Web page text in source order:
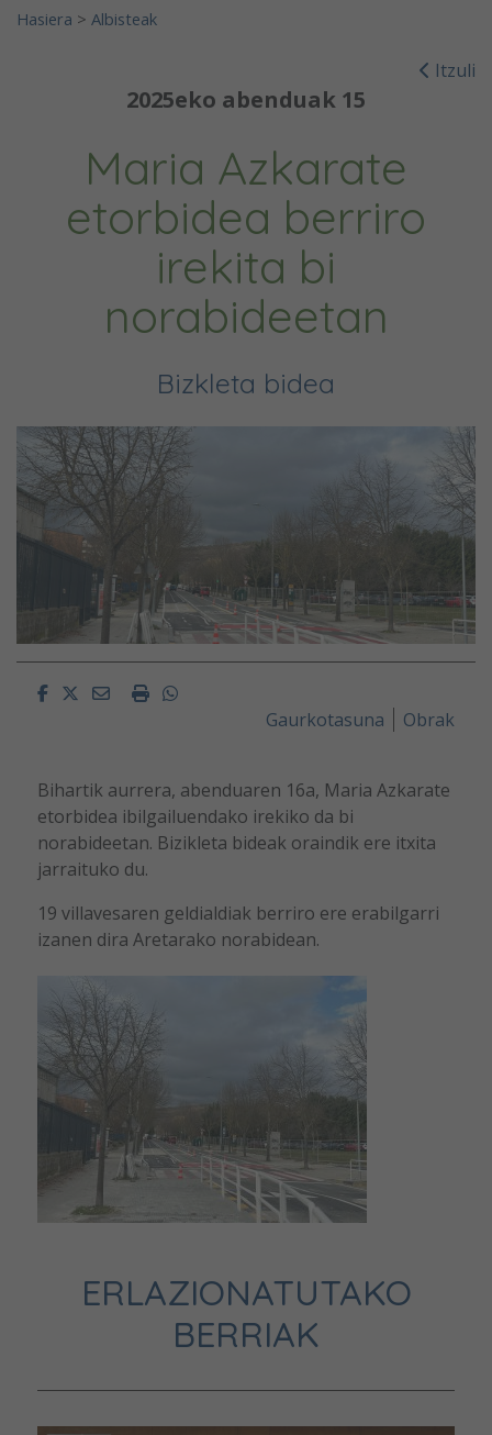
Hasiera > Albisteak
Itzuli
2025eko abenduak 15
Maria Azkarate
etorbidea berriro
irekita bi
norabideetan
Bizkleta bidea
FacebookTwitterEmailImprimirWhatsapp
Gaurkotasuna
Obrak
Bihartik aurrera, abenduaren 16a, Maria Azkarate
etorbidea ibilgailuendako irekiko da bi
norabideetan. Bizikleta bideak oraindik ere itxita
jarraituko du.
19 villavesaren geldialdiak berriro ere erabilgarri
izanen dira Aretarako norabidean.
ERLAZIONATUTAKO
BERRIAK